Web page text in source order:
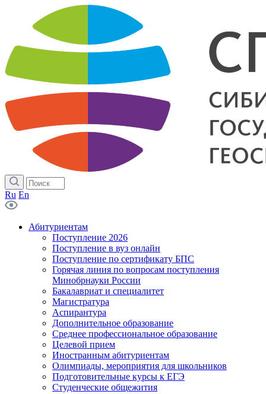
Ru En
Абитуриентам
Поступление 2026
Поступление в вуз онлайн
Поступление по сертификату БПС
Горячая линия по вопросам поступления
Минобрнауки России
Бакалавриат и специалитет
Магистратура
Аспирантура
Дополнительное образование
Среднее профессиональное образование
Целевой прием
Иностранным абитуриентам
Олимпиады, мероприятия для школьников
Подготовительные курсы к ЕГЭ
Студенческие общежития